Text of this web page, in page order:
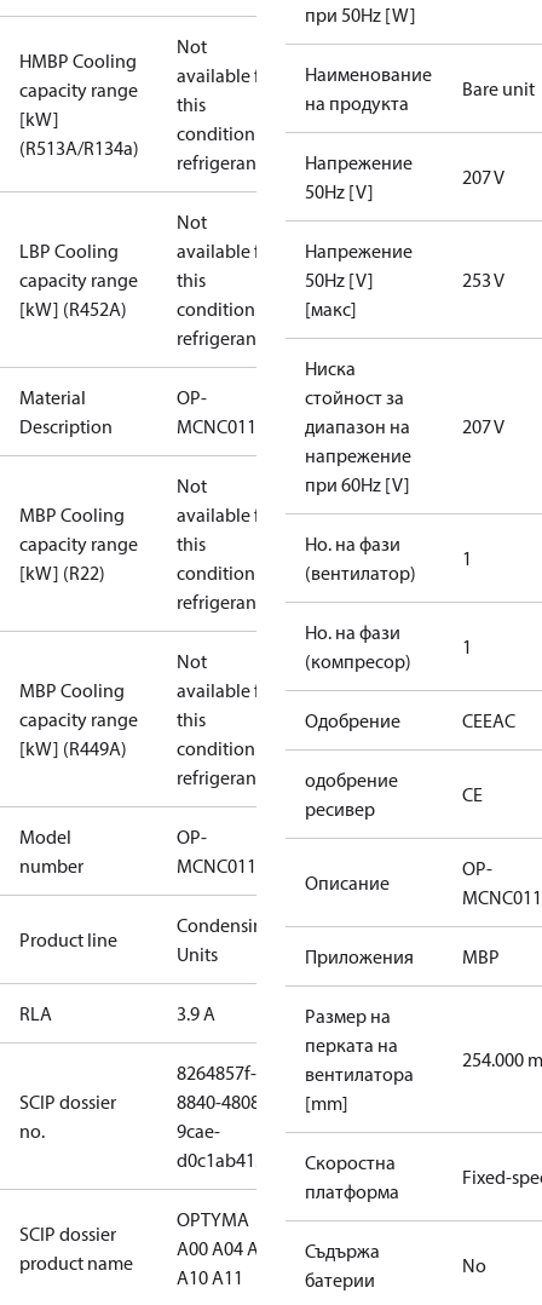
HMBP Cooling
capacity range
[kW]
(R513A/R134a)
Not
available for
this
condition /
refrigerant
LBP Cooling
capacity range
[kW] (R452A)
Not
available for
this
condition /
refrigerant
Material
Description
OP-
MCNC011NYA11G
MBP Cooling
capacity range
[kW] (R22)
Not
available for
this
condition /
refrigerant
MBP Cooling
capacity range
[kW] (R449A)
Not
available for
this
condition /
refrigerant
Model
number
OP-
MCNC011NYA11G
Product line
Condensing
Units
RLA 3.9 A
SCIP dossier
no.
8264857f-
8840-4808-
9cae-
d0c1ab415ef5
SCIP dossier
product name
OPTYMA
A00 A04 A09
A10 A11
при 50Hz [W]
Наименование
на продукта
Bare unit
Напрежение
50Hz [V]
207 V
Напрежение
50Hz [V]
[макс]
253 V
Ниска
стойност за
диапазон на
напрежение
при 60Hz [V]
207 V
Но. на фази
(вентилатор)
1
Но. на фази
(компресор)
1
Одобрение CEEAC
одобрение
ресивер
CE
Описание
OP-
Приложения MBP
Размер на
перката на
вентилатора
[mm]
254.000
Скоростна
платформа
Fixed-
Съдържа
батерии
No